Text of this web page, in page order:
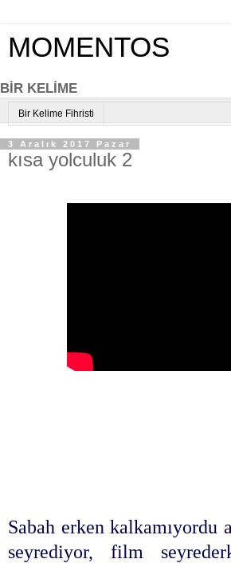
MOMENTOS
BİR KELİME
Bir Kelime Fihristi
3 Aralık 2017 Pazar
kısa yolculuk 2
Sabah erken kalkamıyordu
seyrediyor, film